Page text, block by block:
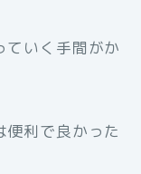
ていく手間がか
利で良かった